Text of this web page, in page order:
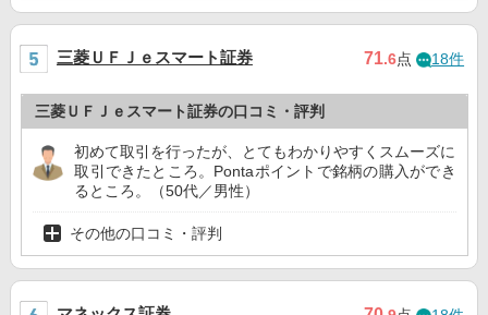
三菱ＵＦＪｅスマート証券 71.6点 18件
三菱ＵＦＪｅスマート証券の口コミ・評判
初めて取引を行ったが、とてもわかりやすくスムーズに
取引できたところ。Pontaポイントで銘柄の購入ができ
るところ。（50代／男性）
その他の口コミ・評判